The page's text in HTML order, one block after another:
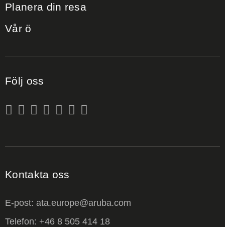
Planera din resa
Vår ö
Följ oss
Kontakta oss
E-post: ata.europe@aruba.com
Telefon: +46 8 505 414 18